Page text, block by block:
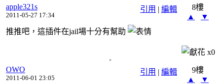
引用 | 編輯
apple321s
2011-05-27 17:34
8樓
▲
▼
推推吧，這插件在jail場十分有幫助
x0
引用 | 編輯
OWO
2011-06-01 23:05
9樓
▲
▼